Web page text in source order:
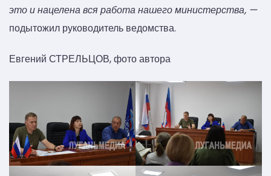
это и нацелена вся работа нашего министерства, —
подытожил руководитель ведомства.
Евгений СТРЕЛЬЦОВ, фото автора